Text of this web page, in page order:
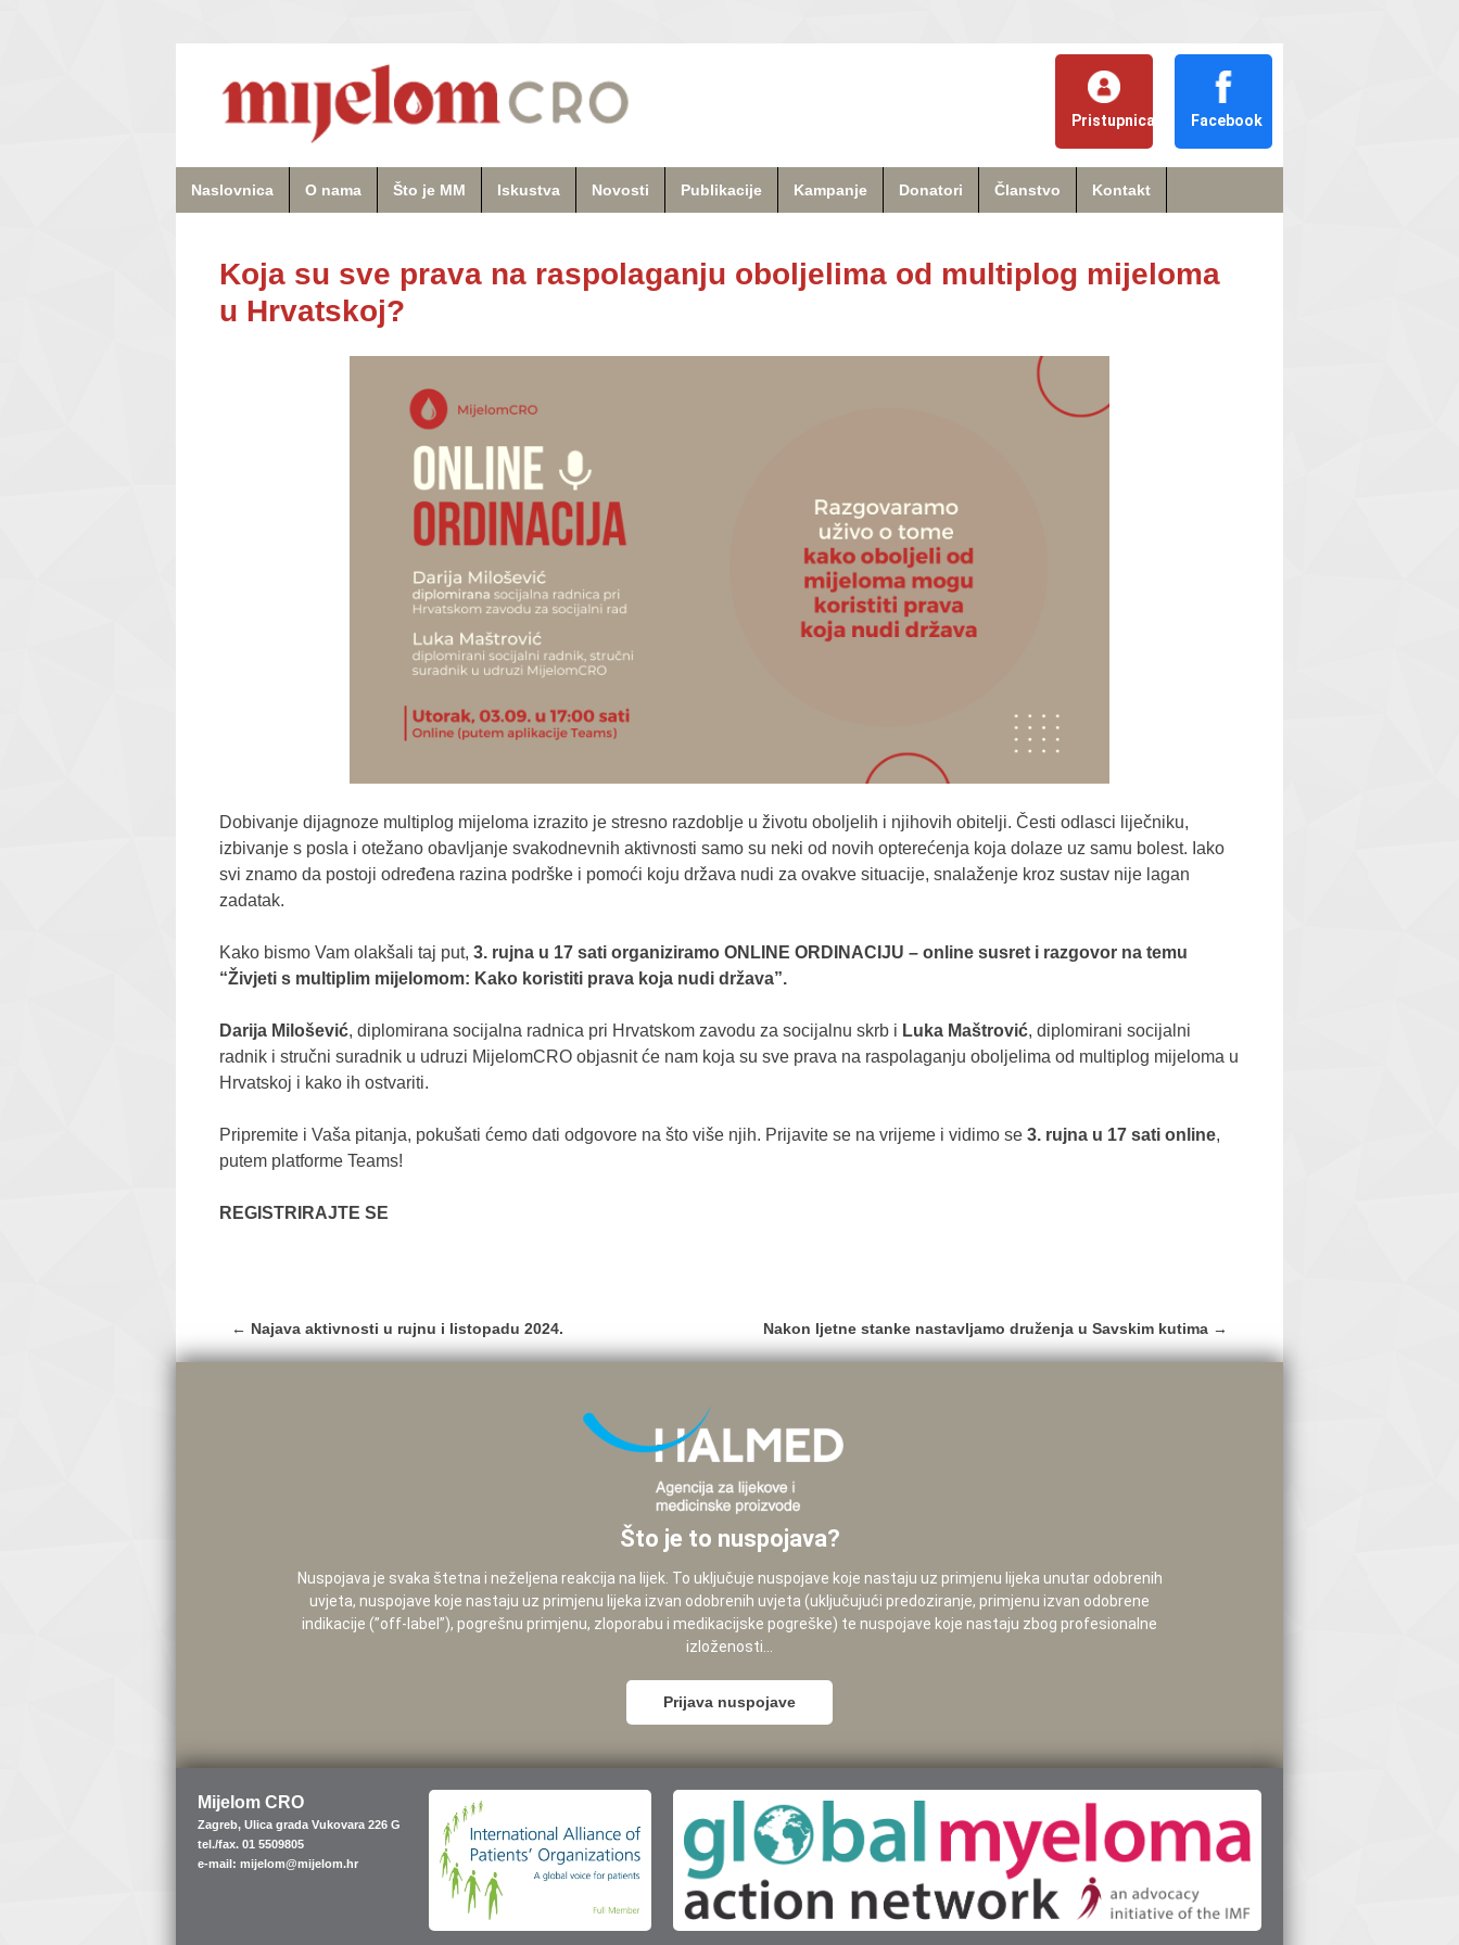
Pristupnica Facebook
Naslovnica O nama Što je MM Iskustva Novosti Publikacije Kampanje Donatori Članstvo Kontakt
Koja su sve prava na raspolaganju oboljelima od multiplog mijeloma
u Hrvatskoj?
Dobivanje dijagnoze multiplog mijeloma izrazito je stresno razdoblje u životu oboljelih i njihovih obitelji. Česti odlasci liječniku,
izbivanje s posla i otežano obavljanje svakodnevnih aktivnosti samo su neki od novih opterećenja koja dolaze uz samu bolest. Iako
svi znamo da postoji određena razina podrške i pomoći koju država nudi za ovakve situacije, snalaženje kroz sustav nije lagan
zadatak.
Kako bismo Vam olakšali taj put, 3. rujna u 17 sati organiziramo ONLINE ORDINACIJU – online susret i razgovor na temu
“Živjeti s multiplim mijelomom: Kako koristiti prava koja nudi država”.
Darija Milošević, diplomirana socijalna radnica pri Hrvatskom zavodu za socijalnu skrb i Luka Maštrović, diplomirani socijalni
radnik i stručni suradnik u udruzi MijelomCRO objasnit će nam koja su sve prava na raspolaganju oboljelima od multiplog mijeloma u
Hrvatskoj i kako ih ostvariti.
Pripremite i Vaša pitanja, pokušati ćemo dati odgovore na što više njih. Prijavite se na vrijeme i vidimo se 3. rujna u 17 sati online,
putem platforme Teams!
REGISTRIRAJTE SE
Post
navigation
← Najava aktivnosti u rujnu i listopadu 2024. Nakon ljetne stanke nastavljamo druženja u Savskim kutima →
Što je to nuspojava?
Nuspojava je svaka štetna i neželjena reakcija na lijek. To uključuje nuspojave koje nastaju uz primjenu lijeka unutar odobrenih
uvjeta, nuspojave koje nastaju uz primjenu lijeka izvan odobrenih uvjeta (uključujući predoziranje, primjenu izvan odobrene
indikacije (”off-label”), pogrešnu primjenu, zloporabu i medikacijske pogreške) te nuspojave koje nastaju zbog profesionalne
izloženosti...
Prijava nuspojave
Mijelom CRO
Zagreb, Ulica grada Vukovara 226 G
tel./fax. 01 5509805
e-mail: mijelom@mijelom.hr